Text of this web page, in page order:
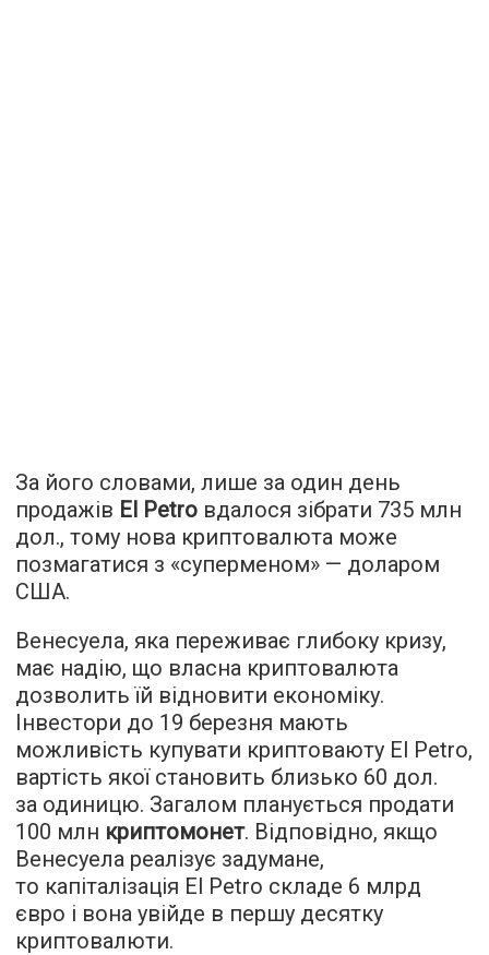
За його словами, лише за один день
продажів El Petro вдалося зібрати 735 млн
дол., тому нова криптовалюта може
позмагатися з «суперменом» — доларом
США.
Венесуела, яка переживає глибоку кризу,
має надію, що власна криптовалюта
дозволить їй відновити економіку.
Інвестори до 19 березня мають
можливість купувати криптоваюту El Petro,
вартість якої становить близько 60 дол.
за одиницю. Загалом планується продати
100 млн криптомонет. Відповідно, якщо
Венесуела реалізує задумане,
то капіталізація El Petro складе 6 млрд
євро і вона увійде в першу десятку
криптовалюти.